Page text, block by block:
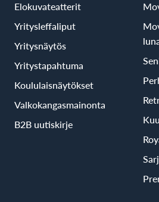
Elokuvateatterit
Yritysleffaliput
Yritysnäytös
Yritystapahtuma
Koululaisnäytökset
Valkokangasmainonta
B2B uutiskirje